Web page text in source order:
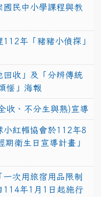
民中小學課程與教
年「豬豬小偵探」
回收」及「分辨傳統
惱」海報
收、不分生與熟)宣導
小紅帽協會於112年8
期衛生日宣導計畫」
次用旅宿用品限制
114年1月1日起施行